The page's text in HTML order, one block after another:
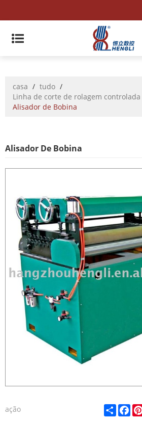
casa / tudo /
Linha de corte de rolagem
Alisador de Bobina
Alisador De Bobina
ação Share